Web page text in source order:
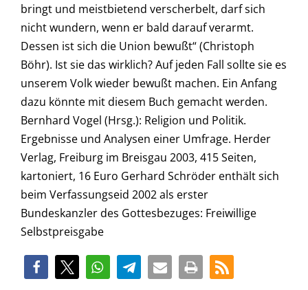
bringt und meistbietend verscherbelt, darf sich
nicht wundern, wenn er bald darauf verarmt.
Dessen ist sich die Union bewußt“ (Christoph
Böhr). Ist sie das wirklich? Auf jeden Fall sollte sie es
unserem Volk wieder bewußt machen. Ein Anfang
dazu könnte mit diesem Buch gemacht werden.
Bernhard Vogel (Hrsg.): Religion und Politik.
Ergebnisse und Analysen einer Umfrage. Herder
Verlag, Freiburg im Breisgau 2003, 415 Seiten,
kartoniert, 16 Euro Gerhard Schröder enthält sich
beim Verfassungseid 2002 als erster
Bundeskanzler des Gottesbezuges: Freiwillige
Selbstpreisgabe